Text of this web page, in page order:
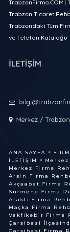
TrabzonFirma.COM |
Trabzon Ticaret
Trabzondaki Tüm
ve Telefon Kataloğu
İLETİŞİM
Merkez / Trabzon
ANA SAYFA
İLETIŞIM
Merkez Firma
Arsin Firma
Akçaabat Firma
Sürmene Firma
Arakli Firma
Maçka Firma
Vakfikebir Firma
Çarsibasi
Çarsibasi Firma